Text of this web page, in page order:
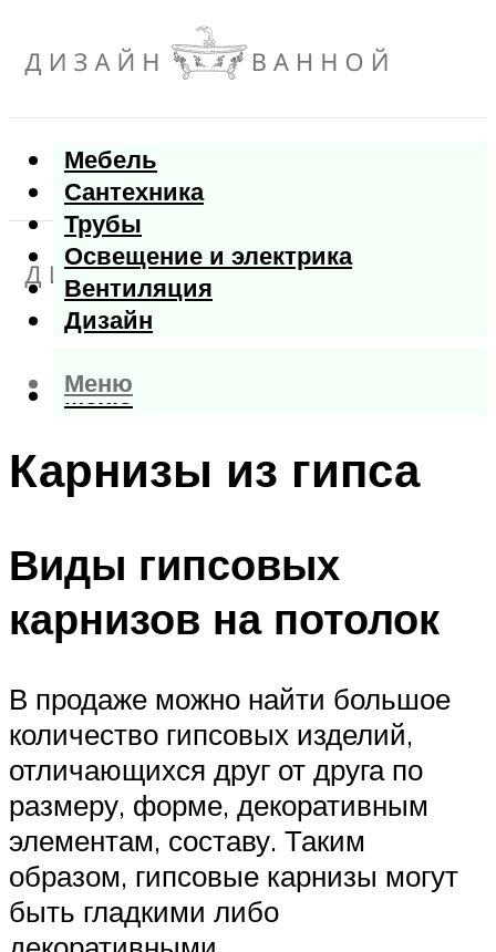
Мебель
Сантехника
Трубы
Освещение и электрика
Вентиляция
Дизайн
Меню
Меню
Карнизы из гипса
Виды гипсовых
карнизов на потолок
В продаже можно найти большое
количество гипсовых изделий,
отличающихся друг от друга по
размеру, форме, декоративным
элементам, составу. Таким
образом, гипсовые карнизы могут
быть гладкими либо